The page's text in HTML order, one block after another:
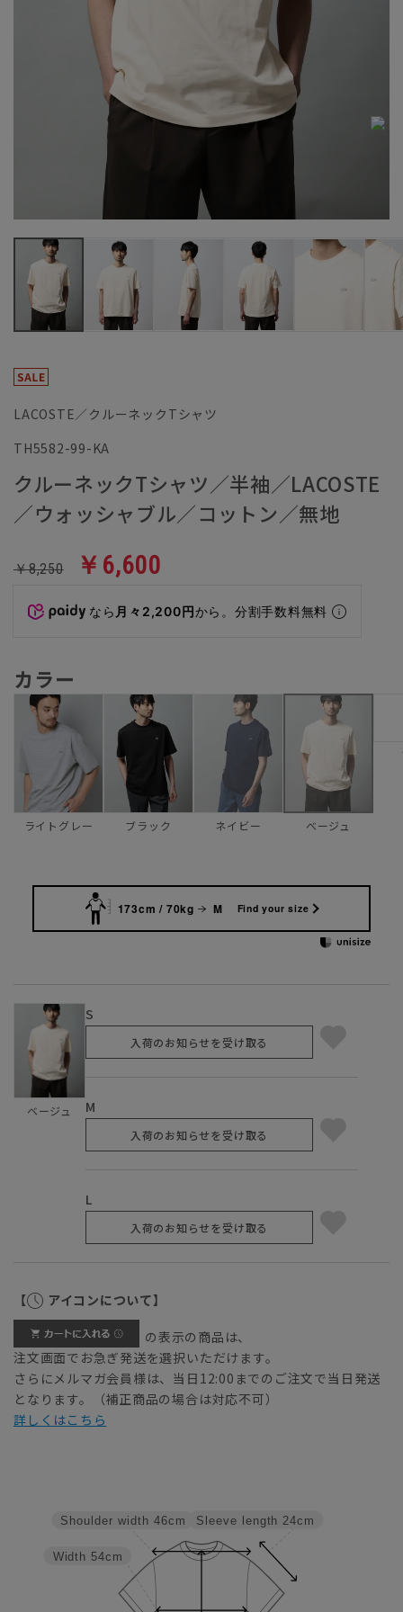
LACOSTE／クルーネックTシャツ
TH5582-99-KA
クルーネックTシャツ／半袖／LACOSTE
／ウォッシャブル／コットン／無地
￥8,250 ￥6,600
なら 月々2,200円から。分割手数料無料
カラー
ライトグレー ブラック ネイビー ベージュ
173cm / 70kg M Find your size
ベージュ
S
入荷のお知らせを受け取る
M
入荷のお知らせを受け取る
L
入荷のお知らせを受け取る
【 アイコンについて】
の表示の商品は、
注文画面でお急ぎ発送を選択いただけます。
さらにメルマガ会員様は、当日12:00までのご注文で当日発送
となります。（補正商品の場合は対応不可）
詳しくはこちら
Sleeve length 24cm
Width 54cm
Shoulder width 46cm